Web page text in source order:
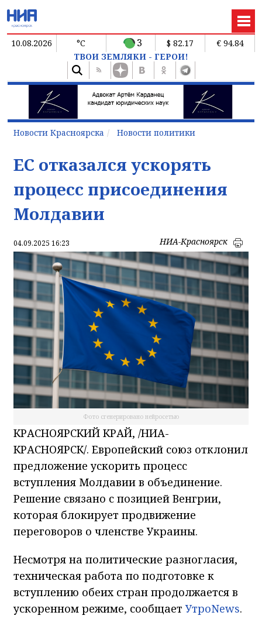
10.08.2026 °C 3 $ 82.17
€ 94.84
ТВОИ ЗЕМЛЯКИ - ГЕРОИ!
Новости Красноярска Новости политики
ЕС отказался ускорять
процесс присоединения
Молдавии
04.09.2025 16:23 НИА-Красноярск
Фото сгенерировано нейросетью
КРАСНОЯРСКИЙ КРАЙ, /НИА-
КРАСНОЯРСК/. Европейский союз отклонил
предложение ускорить процесс
вступления Молдавии в объединение.
Решение связано с позицией Венгрии,
которая блокирует продвижение
переговоров о членстве Украины.
Несмотря на политические разногласия,
техническая работа по подготовке к
вступлению обеих стран продолжается в
ускоренном режиме, сообщаетУтроNews.